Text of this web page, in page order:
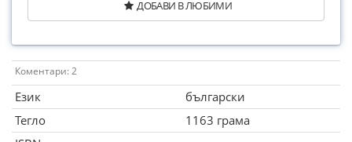
ДОБАВИ В ЛЮБИМИ
Коментари: 2
Език
български
Тегло
1163 грама